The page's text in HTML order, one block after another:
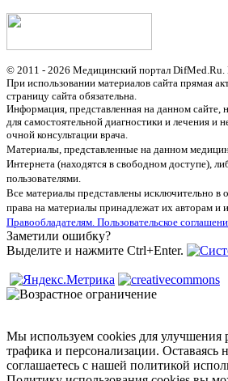
© 2011 - 2026 Медицинский портал
При использовании материалов сайта прямая
страницу сайта обязательна.
Информация, представленная на данном сайте,
для самостоятельной диагностики и лечения и
очной консультации врача.
Материалы, представленные на данном
Интернета (находятся в свободном доступе),
пользователями.
Все материалы представлены исключительно в
права на материалы принадлежат их авторам и
Правообладателям. Пользовательское
Заметили ошибку?
Выделите и нажмите Ctrl+Enter.
Мы используем cookies для улучшения
трафика и персонализации. Оставаясь
соглашаетесь с нашей политикой